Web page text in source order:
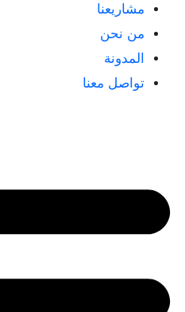
مشاريعنا
من نحن
المدونة
تواصل معنا